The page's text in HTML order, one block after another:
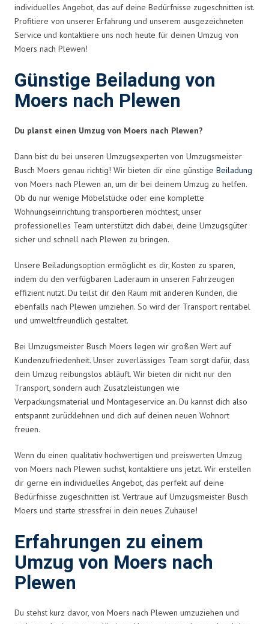
individuelles Angebot, das auf deine Bedürfnisse zugeschnitten ist.
Profitiere von unserer Erfahrung und unserem ausgezeichneten
Service und kontaktiere uns noch heute für deinen Umzug von
Moers nach Plewen!
Günstige Beiladung von
Moers nach Plewen
Du planst einen Umzug von Moers nach Plewen?
Dann bist du bei unseren Umzugsexperten von Umzugsmeister
Busch Moers genau richtig! Wir bieten dir eine günstige Beiladung
von Moers nach Plewen an, um dir bei deinem Umzug zu helfen.
Ob du nur wenige Möbelstücke oder eine komplette
Wohnungseinrichtung transportieren möchtest, unser
professionelles Team unterstützt dich dabei, deine Umzugsgüter
sicher und schnell nach Plewen zu bringen.
Unsere Beiladungsoption ermöglicht es dir, Kosten zu sparen,
indem du den verfügbaren Laderaum in unseren Fahrzeugen
effizient nutzt. Du teilst dir den Raum mit anderen Kunden, die
ebenfalls nach Plewen umziehen. So wird der Transport rentabel
und umweltfreundlich gestaltet.
Bei Umzugsmeister Busch Moers legen wir großen Wert auf
Kundenzufriedenheit. Unser zuverlässiges Team sorgt dafür, dass
dein Umzug reibungslos abläuft. Wir bieten dir nicht nur den
Transport, sondern auch Zusatzleistungen wie
Verpackungsmaterial und Montageservice an. Du kannst dich also
entspannt zurücklehnen und dich auf deinen neuen Wohnort
freuen.
Wenn du einen qualitativ hochwertigen und preiswerten Umzug
von Moers nach Plewen suchst, kontaktiere uns jetzt. Wir erstellen
dir gerne ein individuelles Angebot, das perfekt auf deine
Bedürfnisse zugeschnitten ist. Vertraue auf Umzugsmeister Busch
Moers und starte stressfrei in dein neues Zuhause!
Erfahrungen zu einem
Umzug von Moers nach
Plewen
Du stehst kurz davor, von Moers nach Plewen umzuziehen und